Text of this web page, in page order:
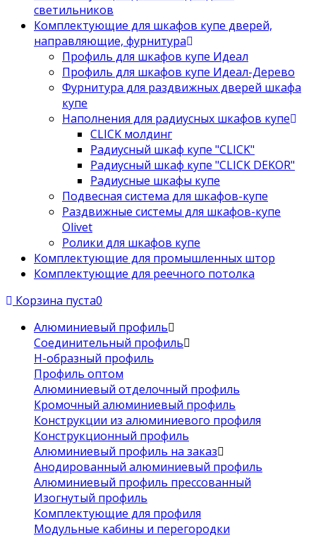
светильников
Комплектующие для шкафов купе дверей,
направляющие, фурнитура
Профиль для шкафов купе Идеал
Профиль для шкафов купе Идеал-Дерево
Фурнитура для раздвижных дверей шкафа
купе
Наполнения для радиусных шкафов купе
CLICK молдинг
Радиусный шкаф купе "CLICK"
Радиусный шкаф купе "CLICK DEKOR"
Радиусные шкафы купе
Подвесная система для шкафов-купе
Раздвижные системы для шкафов-купе
Olivet
Ролики для шкафов купе
Комплектующие для промышленных штор
Комплектующие для реечного потолка
Корзина пуста0
Алюминиевый профиль
Соединительный профиль
Н-образный профиль
Профиль оптом
Алюминиевый отделочный профиль
Кромочный алюминиевый профиль
Конструкции из алюминиевого профиля
Конструкционный профиль
Алюминиевый профиль на заказ
Анодированный алюминиевый профиль
Алюминиевый профиль прессованный
Изогнутый профиль
Комплектующие для профиля
Модульные кабины и перегородки